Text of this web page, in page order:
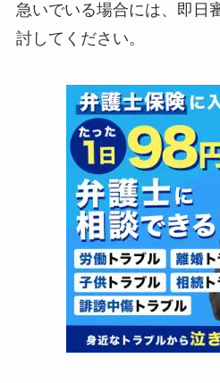
急いでいる場合には、即日
討してください。